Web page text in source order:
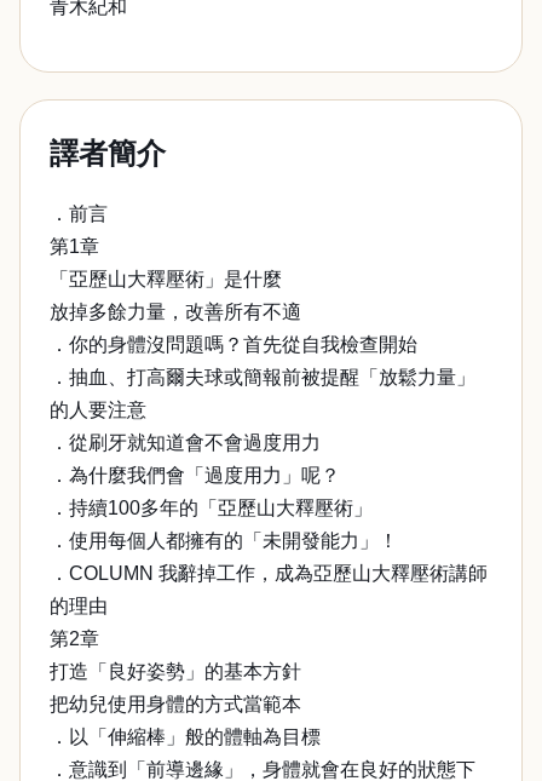
青木紀和
譯者簡介
．前言
第1章
「亞歷山大釋壓術」是什麼
放掉多餘力量，改善所有不適
．你的身體沒問題嗎？首先從自我檢查開始
．抽血、打高爾夫球或簡報前被提醒「放鬆力量」
的人要注意
．從刷牙就知道會不會過度用力
．為什麼我們會「過度用力」呢？
．持續100多年的「亞歷山大釋壓術」
．使用每個人都擁有的「未開發能力」！
．COLUMN 我辭掉工作，成為亞歷山大釋壓術講師
的理由
第2章
打造「良好姿勢」的基本方針
把幼兒使用身體的方式當範本
．以「伸縮棒」般的體軸為目標
．意識到「前導邊緣」，身體就會在良好的狀態下